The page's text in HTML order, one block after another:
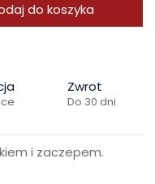
do koszyka
Zwrot
Do 30 dni
i zaczepem.